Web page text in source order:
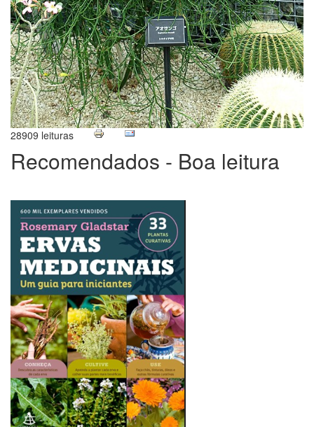
28909 leituras
Recomendados - Boa leitura